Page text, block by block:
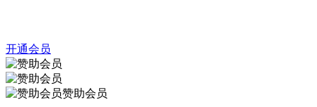
开通会员
赞助会员